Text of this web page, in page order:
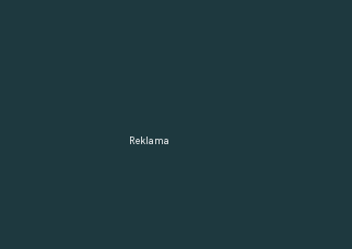
Reklama